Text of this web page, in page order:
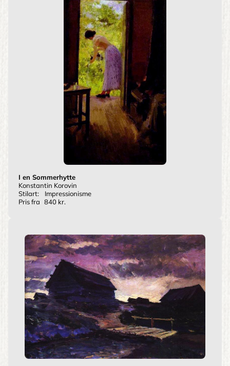
I en Sommerhytte
Konstantin Korovin
Stilart:
Impressionisme
Pris fra 840 kr.